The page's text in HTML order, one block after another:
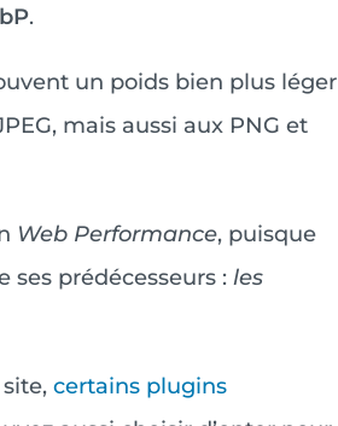
.
un poids bien plus léger
mais aussi aux PNG et
Web Performance, puisque
prédécesseurs : les
certains plugins